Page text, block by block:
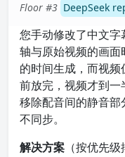
Floor #3 DeepSeek
您手动修改了中文
轴与原始视频的画
的时间生成，而视
前放完，视频才到一
移除配音间的静音
不同步。
解决方案 （按优先级